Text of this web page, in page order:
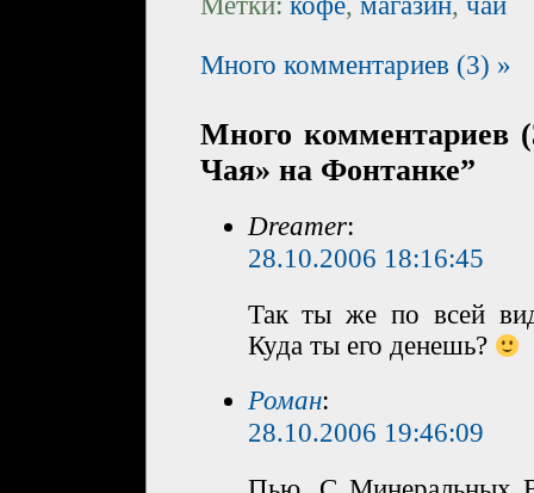
Много комментариев (3) »
Много комментариев
Чая» на Фонтанке”
Dreamer:
28.10.2006 18:16:45
Так ты же по всей
Куда ты его денешь?
Роман:
28.10.2006 19:46:09